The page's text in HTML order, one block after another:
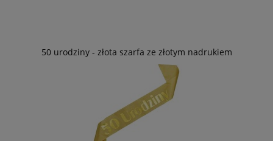
50 urodziny - złota szarfa ze złotym nadrukiem